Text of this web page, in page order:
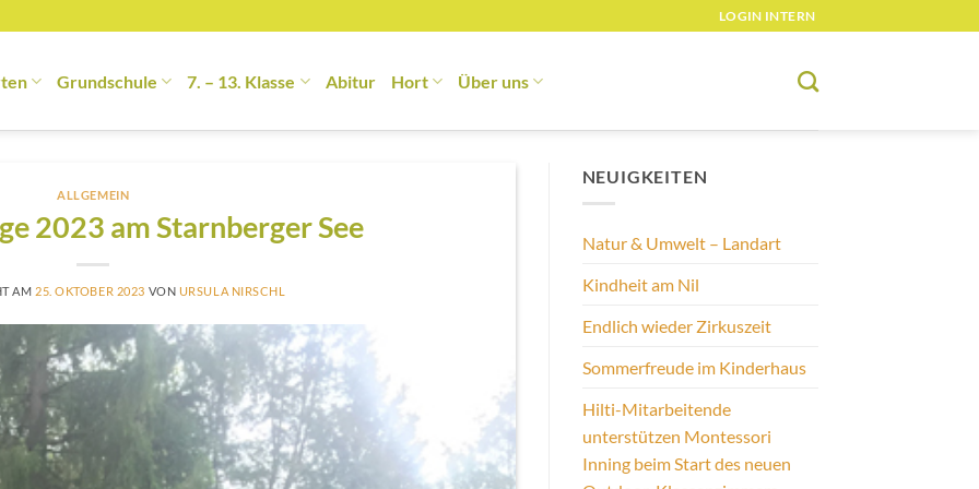
LOGIN INTERN
Grundschule 7. – 13. Klasse Abitur Hort Über uns
ALLGEMEIN
2023 am Starnberger See
AM 25. OKTOBER 2023 VON URSULA NIRSCHL
NEUIGKEITEN
Natur & Umwelt – Landart
Kindheit am Nil
Endlich wieder Zirkuszeit
Sommerfreude im Kinderhaus
Hilti-Mitarbeitende
unterstützen Montessori
Inning beim Start des neuen